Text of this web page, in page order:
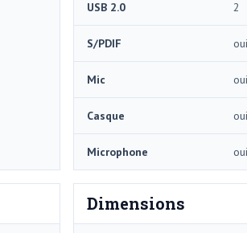
USB 2.0 2
S/PDIF oui
Mic oui
Casque oui
Microphone oui
Dimensions